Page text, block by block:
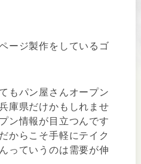
ージ製作をしているゴ
もパン屋さんオープン
庫県だけかもしれませ
ン情報が目立つんです
からこそ手軽にテイク
っていうのは需要が伸